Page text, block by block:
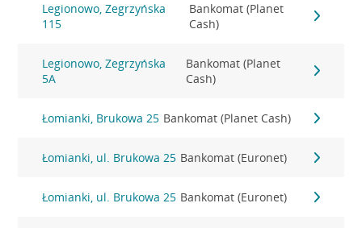
Legionowo, Zegrzyńska
115
Bankomat (Planet
Cash)
Legionowo, Zegrzyńska
5A
Bankomat (Planet
Cash)
Łomianki, Brukowa 25 Bankomat (Planet Cash)
Łomianki, ul. Brukowa 25 Bankomat (Euronet)
Łomianki, ul. Brukowa 25 Bankomat (Euronet)